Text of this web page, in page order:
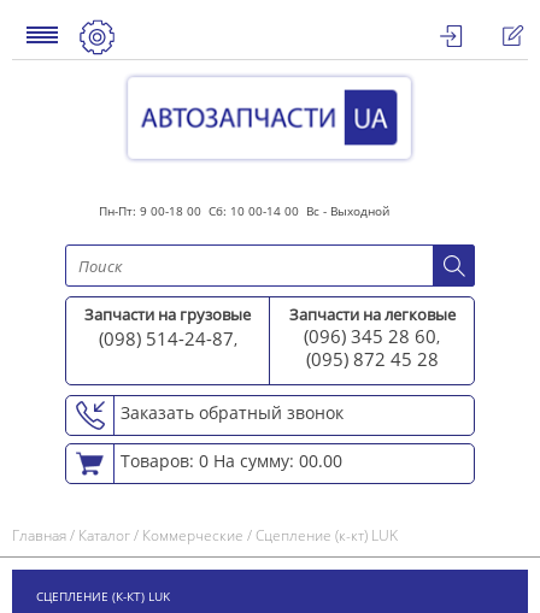
Пн-Пт: 9 00-18 00 Сб: 10 00-14 00 Вс - Выходной
Запчасти на грузовые
(098) 514-24-87,
Запчасти на легковые
(096) 345 28 60,
(095) 872 45 28
Заказать обратный звонок
Товаров: 0 На сумму: 00.00
Главная/ Каталог/ Коммерческие /Сцепление (к-кт) LUK
СЦЕПЛЕНИЕ (К-КТ) LUK